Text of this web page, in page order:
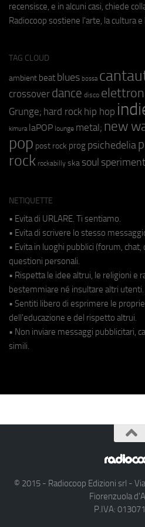
recensisce, e in alcuni casi, chiede
Radiocoop sostiene l'arte, la cultura
TAG CLOUD
ambient beat blues bossa
crossover dance disco
Grunge; hard rock hip hop
kimura laPOP lounge metal; new
pop post rock prog psichedelia
rock rockabilly ska soul
NETIQUETTE
• Evita di URLARE. Ti sentiamo.
• Evita di scrivere lo stesso
• Evita in luoghi pubblici (forum,
questioni personali.
• Rispetta le idee altrui, le religioni e
bestemmiare né insultare altri utenti.
• Sentiti libero di esprimere le
dell'educazione e del rispetto altrui.
• Non inviare messaggi pubblicitari,
simili.
© 2015 - Radiocoop Edizioni srl -
Fiorenzuola
P.IVA: